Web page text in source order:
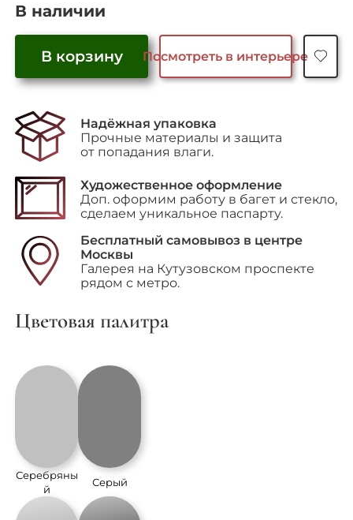
В наличии
"Линии"
В корзину Посмотреть в интерьере
Надёжная упаковка
Прочные материалы и защита
от попадания влаги.
Художественное оформление
Доп. оформим работу в багет и стекло,
сделаем уникальное паспарту.
Бесплатный самовывоз в центре
Москвы
Галерея на Кутузовском проспекте
рядом с метро.
Цветовая палитра
Серебряны
й
Серый